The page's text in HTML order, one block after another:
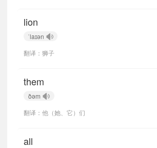
lion
ˈlaɪən
翻译：狮子
them
ðəm
翻译：他（她、它）们
all